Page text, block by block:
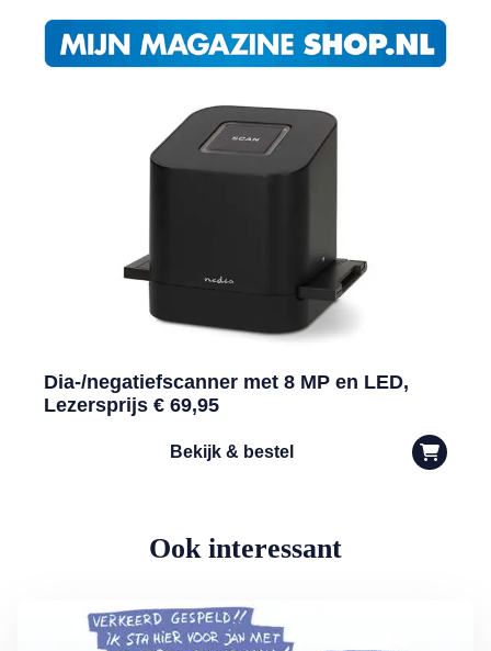
Dia-/negatiefscanner met 8 MP en LED,
Lezersprijs € 69,95
Bekijk & bestel
Ook interessant
Lees meer over Vliegticket boeken? Let op de spelling!